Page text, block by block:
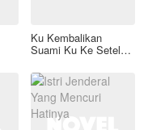
Ku Kembalikan
Suami Ku Ke Setelan